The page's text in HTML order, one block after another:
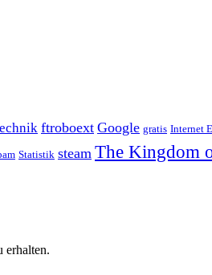
ftroboext Google gratis Internet
Statistik steam The Kingdom
erhalten.